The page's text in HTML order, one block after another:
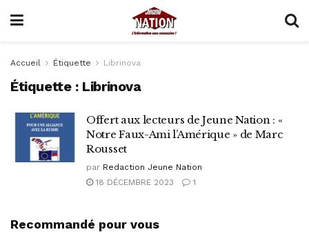
Accueil Étiquette Librinova
Étiquette : Librinova
Offert aux lecteurs de Jeune Nation : «
Notre Faux-Ami l’Amérique » de Marc
Rousset
par Redaction Jeune Nation
18 DÉCEMBRE 2023
1
Recommandé pour vous